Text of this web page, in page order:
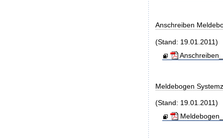
Anschreiben
(Stand: 19.01.2011)
Meldebogen
(Stand: 19.01.2011)